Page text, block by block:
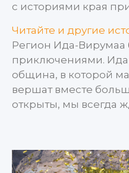
с историями края
Читайте и другие
Регион Ида-Вирумаа
приключениями.
община, в которой
вершат вместе
открыты, мы всегда